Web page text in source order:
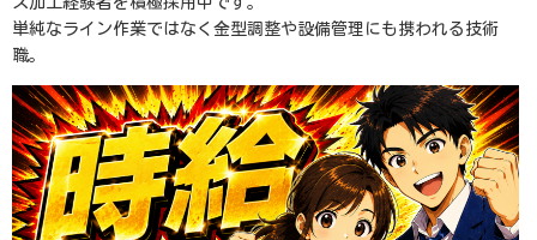
単純なライン作業ではなく金型調整や設備管理にも携われる技術
職。